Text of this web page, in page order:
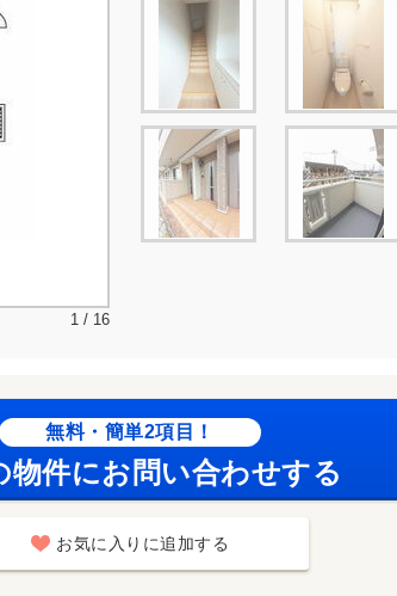
1 / 16
無料・簡単2項目！
物件にお問い合わせする
お気に入りに追加する